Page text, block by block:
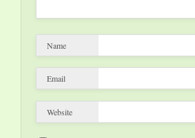
Name
Email
Website